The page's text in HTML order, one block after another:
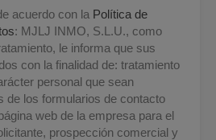
acuerdo con la Política de
: MJLJ INMO, S.L.U., como
le informa que sus
con la finalidad de: tratamiento
personal que sean
de los formularios de contacto
web de la empresa para el
prospección comercial y